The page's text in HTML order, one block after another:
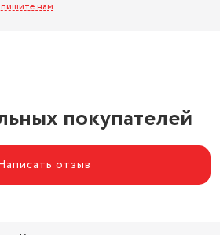
нам.
покупателей
отзыв